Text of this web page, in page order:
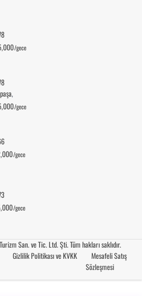
/gece
,
/gece
/gece
/gece
San. ve Tic. Ltd. Şti. Tüm hakları saklıdır.
Gizlilik Politikası ve KVKK
Mesafeli Satış
Sözleşmesi